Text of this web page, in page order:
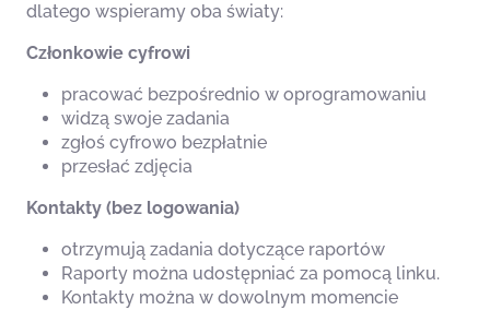
dlatego wspieramy oba światy:
Członkowie cyfrowi
pracować bezpośrednio w oprogramowaniu
widzą swoje zadania
zgłoś cyfrowo bezpłatnie
przesłać zdjęcia
Kontakty (bez logowania)
otrzymują zadania dotyczące raportów
Raporty można udostępniać za pomocą linku.
Kontakty można w dowolnym momencie